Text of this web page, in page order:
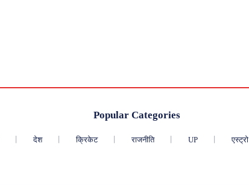
Popular Categories
देश क्रिकेट राजनीति UP एस्ट्रो